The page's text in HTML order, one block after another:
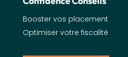
Booster vos placement
Optimiser votre fiscalité